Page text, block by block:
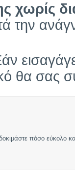
χωρίς
την
θα σας
πόσο εύκολο